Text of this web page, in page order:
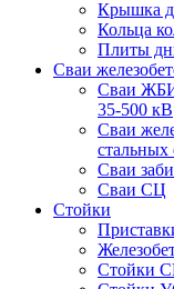
Крышка
Кольца
Плиты
Сваи
Сваи ЖБИ
35-500 кВ
Сваи
Сваи
Сваи СЦ
Стойки
Стойки